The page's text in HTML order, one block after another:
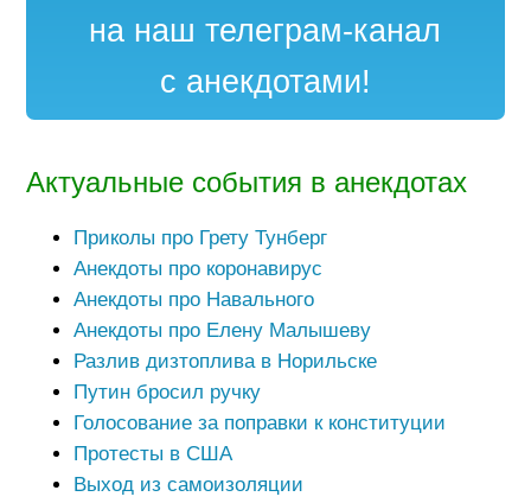
на наш телеграм-канал
с анекдотами!
Актуальные события в анекдотах
Приколы про Грету Тунберг
Анекдоты про коронавирус
Анекдоты про Навального
Анекдоты про Елену Малышеву
Разлив дизтоплива в Норильске
Путин бросил ручку
Голосование за поправки к конституции
Протесты в США
Выход из самоизоляции